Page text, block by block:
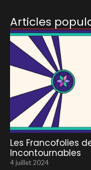
Articles
Les Francofolies
Incontournables
4 juillet 2024